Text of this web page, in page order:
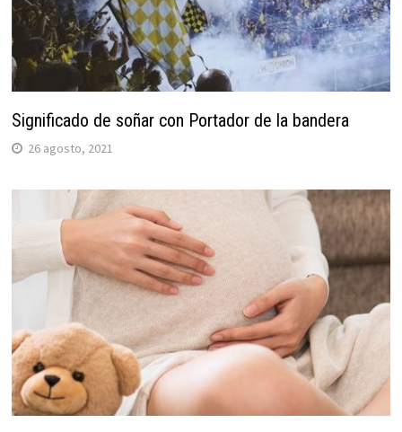
Significado de soñar con Portador de la bandera
26 agosto, 2021